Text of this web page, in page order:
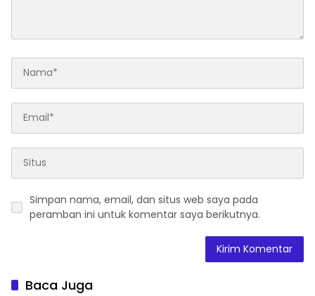
Simpan nama, email, dan situs web saya pada
peramban ini untuk komentar saya berikutnya.
Baca Juga